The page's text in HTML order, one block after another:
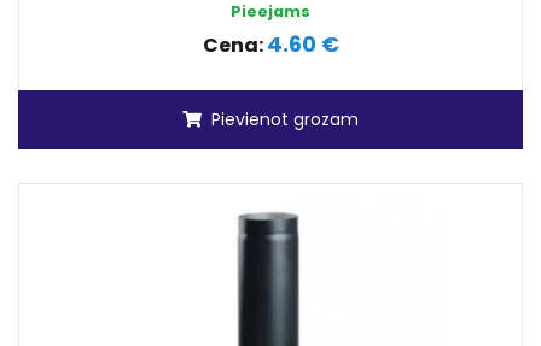
Pieejams
Cena:4.60 €
Pievienot grozam